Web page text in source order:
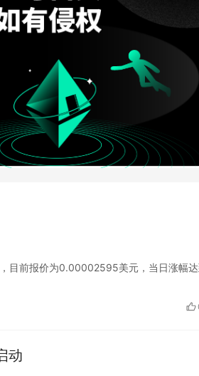
目前报价为0.00002595美元，当日涨幅
动